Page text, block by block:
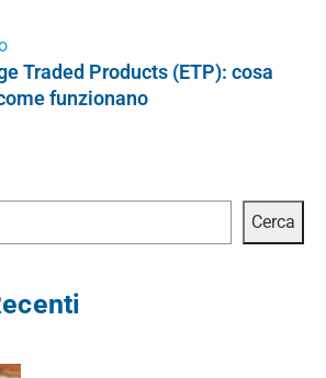
Traded Products (ETP): cosa
funzionano
Cerca